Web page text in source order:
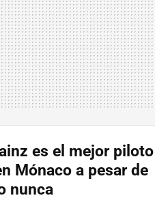
es el mejor piloto
Mónaco a pesar de
nunca